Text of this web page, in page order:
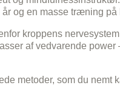
og en masse træning på
kroppens
af vedvarende power
metoder, som du